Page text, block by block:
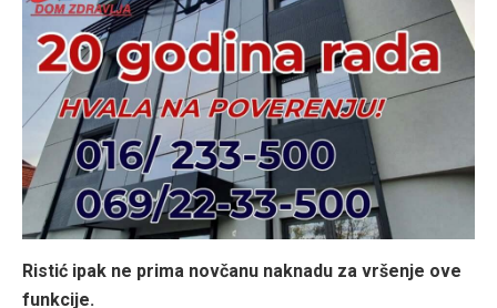
Ristić ipak ne prima novčanu naknadu za vršenje ove
funkcije.